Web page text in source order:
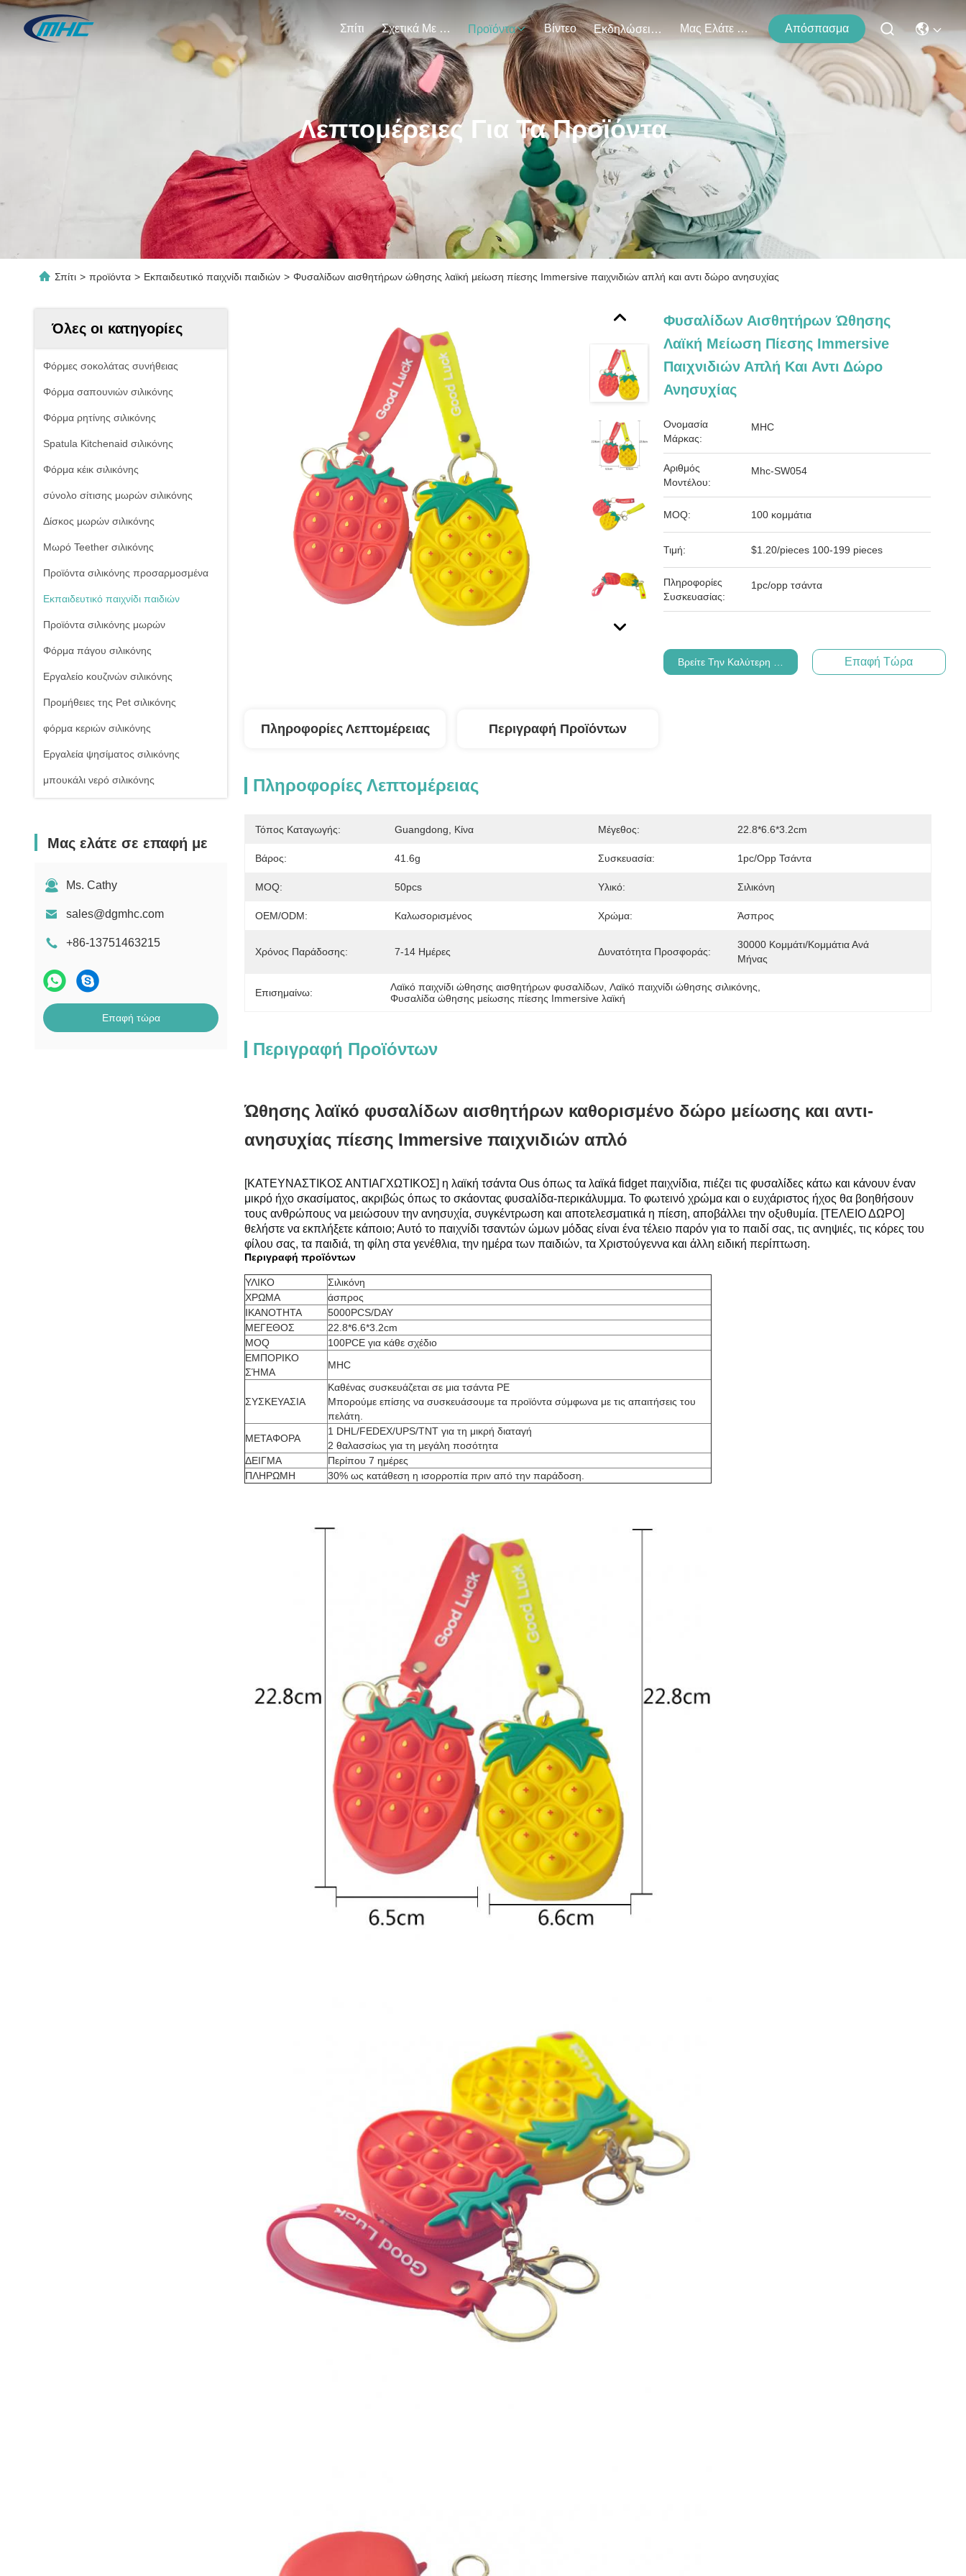
Σπίτι Σχετικά Με Εμάς Προϊόντα Βίντεο Εκδηλώσεις Μας Ελάτε Σε Επαφή Με Απόσπασμα
Λεπτομέρειες Για Τα Προϊόντα
Σπίτι > προϊόντα > Εκπαιδευτικό παιχνίδι παιδιών > Φυσαλίδων αισθητήρων ώθησης λαϊκή μείωση πίεσης Immersive παιχνιδιών απλή και αντι δώρο ανησυχίας
Όλες οι κατηγορίες
Φόρμες σοκολάτας συνήθειας
Φόρμα σαπουνιών σιλικόνης
Φόρμα ρητίνης σιλικόνης
Spatula Kitchenaid σιλικόνης
Φόρμα κέικ σιλικόνης
σύνολο σίτισης μωρών σιλικόνης
Δίσκος μωρών σιλικόνης
Μωρό Teether σιλικόνης
Προϊόντα σιλικόνης προσαρμοσμένα
Εκπαιδευτικό παιχνίδι παιδιών
Προϊόντα σιλικόνης μωρών
Φόρμα πάγου σιλικόνης
Εργαλείο κουζινών σιλικόνης
Προμήθειες της Pet σιλικόνης
φόρμα κεριών σιλικόνης
Εργαλεία ψησίματος σιλικόνης
μπουκάλι νερό σιλικόνης
Μας ελάτε σε επαφή με
Ms. Cathy
sales@dgmhc.com
+86-13751463215
Επαφή τώρα
Φυσαλίδων Αισθητήρων Ώθησης
Λαϊκή Μείωση Πίεσης Immersive
Παιχνιδιών Απλή Και Αντι Δώρο
Ανησυχίας
Ονομασία
Μάρκας:
MHC
Αριθμός
Μοντέλου:
Mhc-SW054
MOQ: 100 κομμάτια
Τιμή: $1.20/pieces 100-199 pieces
Πληροφορίες
Συσκευασίας:
1pc/opp τσάντα
Βρείτε Την Καλύτερη Τιμή Επαφή Τώρα
Πληροφορίες Λεπτομέρειας Περιγραφή Προϊόντων
Πληροφορίες Λεπτομέρειας
Τόπος Καταγωγής: Guangdong, Κίνα Μέγεθος: 22.8*6.6*3.2cm
Βάρος: 41.6g Συσκευασία: 1pc/opp Τσάντα
MOQ: 50pcs Υλικό: Σιλικόνη
OEM/ODM: Καλωσορισμένος Χρώμα: Άσπρος
Χρόνος Παράδοσης: 7-14 Ημέρες Δυνατότητα Προσφοράς:
30000 Κομμάτι/κομμάτια Ανά
Μήνας
Επισημαίνω: Λαϊκό παιχνίδι ώθησης αισθητήρων φυσαλίδων , Λαϊκό παιχνίδι ώθησης σιλικόνης
Φυσαλίδα ώθησης μείωσης πίεσης Immersive λαϊκή
Περιγραφή Προϊόντων
Ώθησης λαϊκό φυσαλίδων αισθητήρων καθορισμένο δώρο μείωσης και αντι-
ανησυχίας πίεσης Immersive παιχνιδιών απλό
[ΚΑΤΕΥΝΑΣΤΙΚΟΣ ΑΝΤΙΑΓΧΩΤΙΚΟΣ] η λαϊκή τσάντα Ous όπως τα λαϊκά fidget παιχνίδια, πιέζει τις φυσαλίδες κάτω και κάνουν έναν
μικρό ήχο σκασίματος, ακριβώς όπως το σκάοντας φυσαλίδα-περικάλυμμα. Το φωτεινό χρώμα και ο ευχάριστος ήχος θα βοηθήσουν
τους ανθρώπους να μειώσουν την ανησυχία, συγκέντρωση και αποτελεσματικά η πίεση, αποβάλλει την οξυθυμία. [ΤΕΛΕΙΟ ΔΩΡΟ]
θελήστε να εκπλήξετε κάποιο; Αυτό το παιχνίδι τσαντών ώμων μόδας είναι ένα τέλειο παρόν για το παιδί σας, τις ανηψιές, τις κόρες του
φίλου σας, τα παιδιά, τη φίλη στα γενέθλια, την ημέρα των παιδιών, τα Χριστούγεννα και άλλη ειδική περίπτωση.
Περιγραφή προϊόντων
ΥΛΙΚΟ
Σιλικόνη
ΧΡΩΜΑ
άσπρος
ΙΚΑΝΟΤΗΤΑ
5000PCS/DAY
ΜΕΓΕΘΟΣ
22.8*6.6*3.2cm
MOQ
100PCE για κάθε σχέδιο
ΕΜΠΟΡΙΚΟ
ΣΉΜΑ
MHC
ΣΥΣΚΕΥΑΣΙΑ
Καθένας συσκευάζεται σε μια τσάντα PE
Μπορούμε επίσης να συσκευάσουμε τα προϊόντα σύμφωνα με τις απαιτήσεις του
πελάτη.
ΜΕΤΑΦΟΡΑ
1 DHL/FEDEX/UPS/TNT για τη μικρή διαταγή
2 θαλασσίως για τη μεγάλη ποσότητα
ΔΕΙΓΜΑ
Περίπου 7 ημέρες
ΠΛΗΡΩΜΗ
30% ως κατάθεση η ισορροπία πριν από την παράδοση.